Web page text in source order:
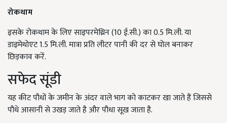
रोकथाम
इसके रोकथाम के लिए साइपरमेथ्रिन (10 ई.सी.) का 0.5 मि.ली. या
डाइमेथोएट 1.5 मि.ली. मात्रा प्रति लीटर पानी की दर से घोल बनाकर
छिड़काव करें.
सफेद सूंडी
यह कीट पौधों के जमीन के अंदर वाले भाग को काटकर खा जाते हैं जिससे
पौधे आसानी से उखड़ जाते है और पौधा सूख जाता है.